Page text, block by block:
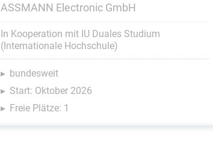
ASSMANN Electronic GmbH
In Kooperation mit IU Duales Studium
(Internationale Hochschule)
bundesweit
Start: Oktober 2026
Freie Plätze: 1